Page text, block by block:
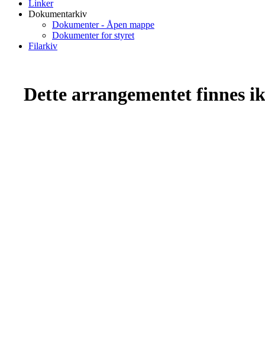
Linker
Dokumentarkiv
Dokumenter - Åpen mappe
Dokumenter for styret
Filarkiv
Dette arrangementet finnes